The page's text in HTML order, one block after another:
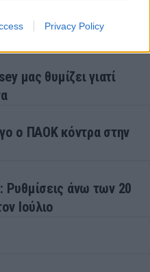
Privacy Policy
εικόνα στη Σόφια
μας θυμίζει γιατί
ο ΠΑΟΚ κόντρα στην
Ρυθμίσεις άνω των 20
Ιούλιο